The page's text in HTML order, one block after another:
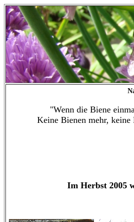
"Wenn die Biene
Keine Bienen mehr, keine
Im Herbst 2005